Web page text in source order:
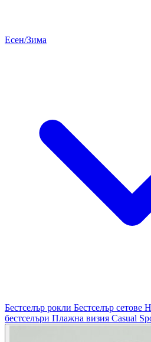
Есен/Зима
Бестселър рокли Бестселър сетове
бестселъри Плажна визия Casual